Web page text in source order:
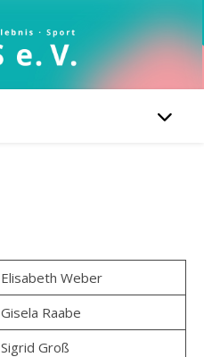
Elisabeth Weber
Gisela Raabe
Sigrid Groß